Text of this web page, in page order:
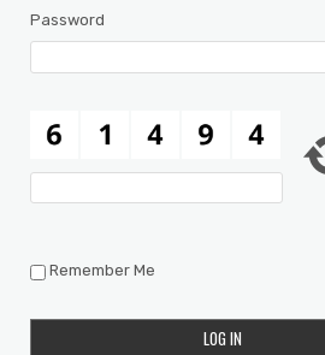
Password
Remember Me